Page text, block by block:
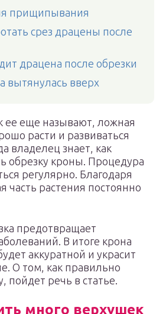
прищипывания
срез драцены после
драцена после обрезки
вытянулась вверх
ее еще называют, ложная
расти и развиваться
владелец знает, как
обрезку кроны. Процедура
регулярно. Благодаря
часть растения постоянно
предотвращает
В итоге крона
аккуратной и украсит
О том, как правильно
пойдет речь в статье.
много верхушек